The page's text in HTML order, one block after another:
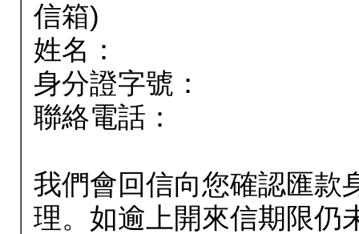
信箱)
姓名：
身分證字號：
聯絡電話：
我們會回信向您確認匯款
理。如逾上開來信期限仍